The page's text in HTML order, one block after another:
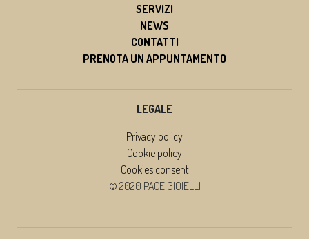
SERVIZI
NEWS
CONTATTI
PRENOTA UN APPUNTAMENTO
LEGALE
Privacy policy
Cookie policy
Cookies consent
© 2020 PACE GIOIELLI